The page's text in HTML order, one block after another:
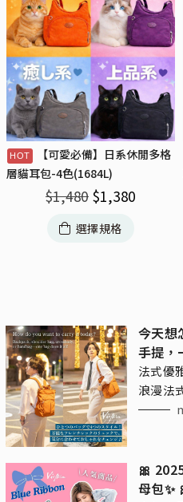
【可愛必備】日系休閒多格
層貓耳包-4色(1684L)
$1,480 $1,380
選擇規格
今天想
手提，
法式優
浪漫法
讓你的
🎀
母包✨